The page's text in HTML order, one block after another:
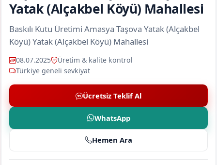
Yatak (Alçakbel Köyü) Mahallesi
Baskılı Kutu Üretimi Amasya Taşova Yatak (Alçakbel
Köyü) Yatak (Alçakbel Köyü) Mahallesi
08.07.2025
Üretim & kalite kontrol
Türkiye geneli sevkiyat
Ücretsiz Teklif Al
WhatsApp
Hemen Ara